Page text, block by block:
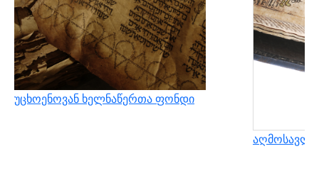
უცხოენოვან ხელნაწერთა ფონდი